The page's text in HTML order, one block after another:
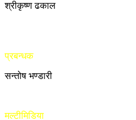
श्रीकृष्ण ढकाल
प्रबन्धक
सन्तोष भण्डारी
मल्टीमिडिया